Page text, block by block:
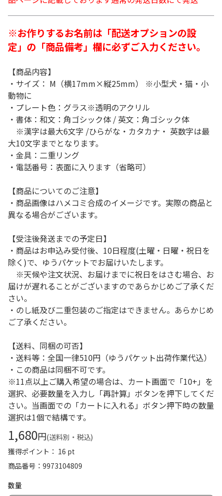
※お作りするお名前は「配送オプションの設
定」の「商品備考」欄に必ずご入力ください。
【商品内容】
・サイズ： M（横17mm×縦25mm） ※小型犬・猫・小
動物に
・プレート色：グラス※透明のアクリル
・書体：和文：角ゴシック体 / 英文：角ゴシック体
※漢字は最大6文字 /ひらがな・カタカナ・ 英数字は最
大10文字までとなります。
・金具：二重リング
・電話番号：表面に入ります（省略可）
【商品についてのご注意】
・商品画像はハメコミ合成のイメージです。実際の商品と
異なる場合がございます。
【受注後発送までの予定日】
・商品はお申込み受付後、10日程度(土曜・日曜・祝日を
除く)で、ゆうパケットでお届けいたします。
※天候や注文状況、お届けまでに祝日をはさむ場合、お
届けが遅れることがございますのであらかじめご了承くだ
さい。
・のし紙及び二重包装のご指定はできません。あらかじめ
ご了承ください。
【送料、同梱の可否】
・送料等：全国一律510円（ゆうパケット出荷作業代込）
・この商品は同梱不可です。
※11点以上ご購入希望の場合は、カート画面で「10+」を
選択、必要数量を入力し「再計算」ボタンを押下してくだ
さい。当画面での「カートに入れる」ボタン押下時の数量
選択は1個で結構です。
1,680円(送料別・税込)
獲得ポイント： 16 pt
商品番号
9973104809
数量